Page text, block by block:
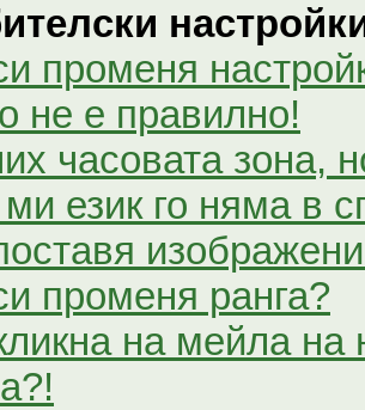
променя
не е правилно!
часовата зона,
език го няма в
променя ранга?
на мейла